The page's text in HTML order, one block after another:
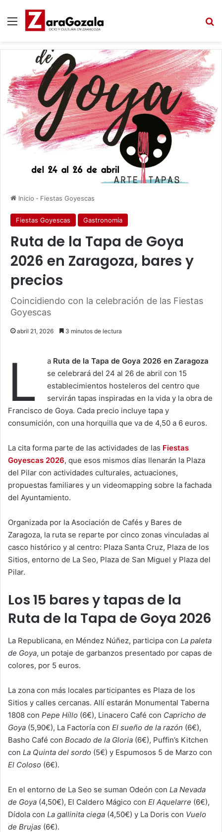
Menú
Inicio - Fiestas Goyescas
Fiestas Goyescas Gastronomía
Ruta de la Tapa de Goya
2026 en Zaragoza, bares y
precios
Coincidiendo con la celebración de las Fiestas
Goyescas
abril 21, 2026 3 minutos de lectura
L a Ruta de la Tapa de Goya 2026 en Zaragoza
se celebrará del 24 al 26 de abril con 15
establecimientos hosteleros del centro que
servirán tapas inspiradas en la vida y la obra de
Francisco de Goya. Cada precio incluye tapa y
consumición, con una horquilla que va de 4,50 a 6 euros.
La cita forma parte de las actividades de las Fiestas
Goyescas 2026, que esos mismos días llenarán la Plaza
del Pilar con actividades culturales, actuaciones,
propuestas familiares y un videomapping sobre la fachada
del Ayuntamiento.
Organizada por la Asociación de Cafés y Bares de
Zaragoza, la ruta se reparte por cinco zonas vinculadas al
casco histórico y al centro: Plaza Santa Cruz, Plaza de los
Sitios, entorno de La Seo, Plaza de San Miguel y Plaza del
Pilar.
Los 15 bares y tapas de la
Ruta de la Tapa de Goya 2026
La Republicana, en Méndez Núñez, participa con La paleta
de Goya, un potaje de garbanzos presentado por capas de
colores, por 5 euros.
La zona con más locales participantes es Plaza de los
Sitios y calles cercanas. Allí estarán Monumental Taberna
1808 con Pepe Híllo (6€), Linacero Café con Capricho de
Goya (5,90€), La Factoría con El sueño de la razón (6€),
Basho Café con Bocado de la Gloria (6€), Puffin’s Kitchen
con La Quinta del sordo (5€) y Espumosos 5 de Marzo con
El Coloso (6€).
En el entorno de La Seo se suman Odeón con La Nevada
de Goya (4,50€), El Caldero Mágico con El Aquelarre (6€),
Dídola con La gallinita ciega (4,50€) y La Doris con Vuelo
de Brujas (6€).